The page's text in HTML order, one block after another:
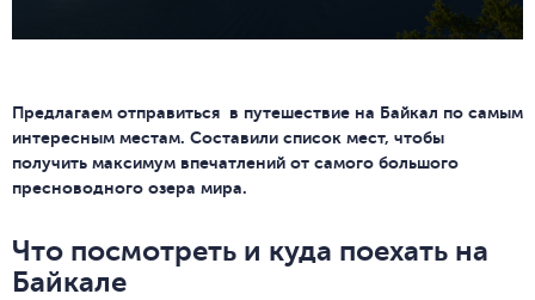
Предлагаем отправиться в путешествие на Байкал по самым
интересным местам. Составили список мест, чтобы
получить максимум впечатлений от самого большого
пресноводного озера мира.
Что посмотреть и куда поехать на
Байкале